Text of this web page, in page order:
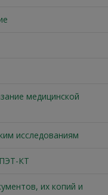
медицинской
исследованиям
КТ
их копий и